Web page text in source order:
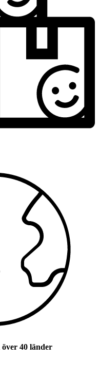
över 40 länder